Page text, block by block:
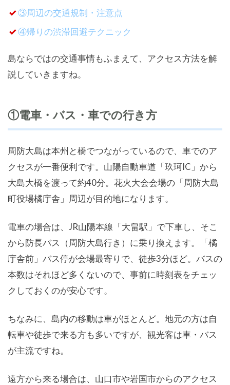
③周辺の交通規制・注意点
④帰りの渋滞回避テクニック
島ならではの交通事情もふまえて、アクセス方法を解
説していきますね。
①電車・バス・車での行き方
周防大島は本州と橋でつながっているので、車でのア
クセスが一番便利です。山陽自動車道「玖珂IC」から
大島大橋を渡って約40分。花火大会会場の「周防大島
町役場橘庁舎」周辺が目的地になります。
電車の場合は、JR山陽本線「大畠駅」で下車し、そこ
から防長バス（周防大島行き）に乗り換えます。「橘
庁舎前」バス停が会場最寄りで、徒歩3分ほど。バスの
本数はそれほど多くないので、事前に時刻表をチェッ
クしておくのが安心です。
ちなみに、島内の移動は車がほとんど。地元の方は自
転車や徒歩で来る方も多いですが、観光客は車・バス
が主流ですね。
遠方から来る場合は、山口市や岩国市からのアクセス